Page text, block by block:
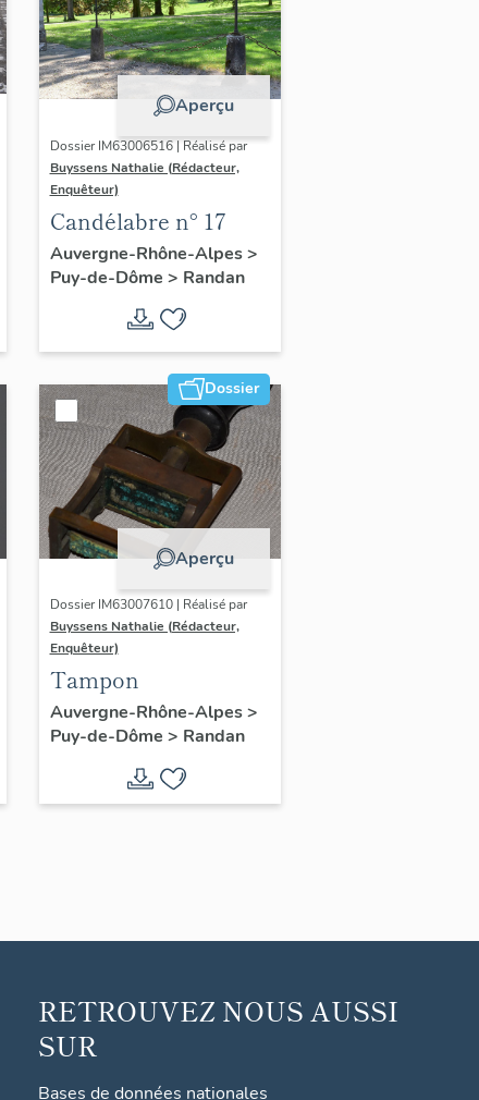
Aperçu
Dossier IM63006516 | Réalisé par
Buyssens Nathalie (Rédacteur,
Enquêteur)
Candélabre n° 17
Auvergne-Rhône-Alpes>
Puy-de-Dôme > Randan
Dossier
Aperçu
Dossier IM63007610 | Réalisé par
Buyssens Nathalie (Rédacteur,
Enquêteur)
Tampon
Auvergne-Rhône-Alpes>
Puy-de-Dôme > Randan
RETROUVEZ NOUS AUSSI
SUR
Bases de données nationales